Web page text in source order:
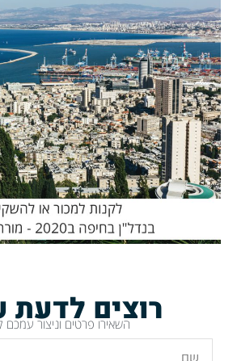
רוצים לדעת
השאירו פרטים וניצור